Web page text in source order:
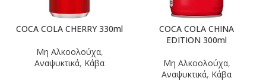
COCA COLA CHERRY 330ml
Μη Αλκοολούχα,
Αναψυκτικά, Κάβα
COCA COLA CHINA
EDITION 300ml
Μη Αλκοολούχα,
Αναψυκτικά, Κάβα